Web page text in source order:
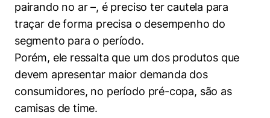
pairando no ar –, é preciso ter cautela para
traçar de forma precisa o desempenho do
segmento para o período.
Porém, ele ressalta que um dos produtos que
devem apresentar maior demanda dos
consumidores, no período pré-copa, são as
camisas de time.